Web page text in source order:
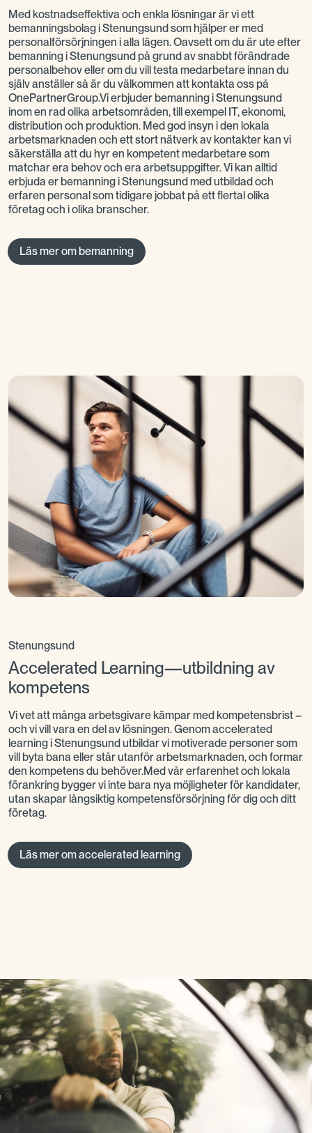
Med kostnadseffektiva och enkla lösningar är vi ett
bemanningsbolag i Stenungsund som hjälper er med
personalförsörjningen i alla lägen. Oavsett om du är ute efter
bemanning i Stenungsund på grund av snabbt förändrade
personalbehov eller om du vill testa medarbetare innan du
själv anställer så är du välkommen att kontakta oss på
OnePartnerGroup.Vi erbjuder bemanning i Stenungsund
inom en rad olika arbetsområden, till exempel IT, ekonomi,
distribution och produktion. Med god insyn i den lokala
arbetsmarknaden och ett stort nätverk av kontakter kan vi
säkerställa att du hyr en kompetent medarbetare som
matchar era behov och era arbetsuppgifter. Vi kan alltid
erbjuda er bemanning i Stenungsund med utbildad och
erfaren personal som tidigare jobbat på ett flertal olika
företag och i olika branscher.
Läs mer om bemanning
Stenungsund
Accelerated Learning—utbildning av
kompetens
Vi vet att många arbetsgivare kämpar med kompetensbrist –
och vi vill vara en del av lösningen. Genom accelerated
learning i Stenungsund utbildar vi motiverade personer som
vill byta bana eller står utanför arbetsmarknaden, och formar
den kompetens du behöver.Med vår erfarenhet och lokala
förankring bygger vi inte bara nya möjligheter för kandidater,
utan skapar långsiktig kompetensförsörjning för dig och ditt
företag.
Läs mer om accelerated learning